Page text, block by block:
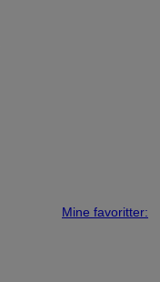
Mine favoritter: